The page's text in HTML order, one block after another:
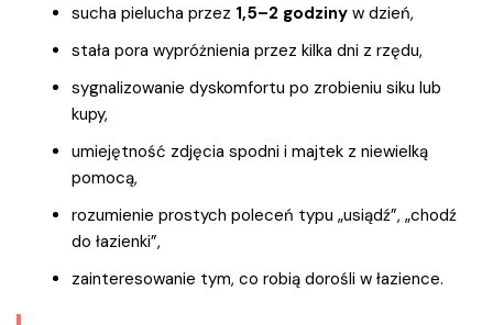
sucha pielucha przez 1,5–2 godziny w dzień,
stała pora wypróżnienia przez kilka dni z rzędu,
sygnalizowanie dyskomfortu po zrobieniu siku lub
kupy,
umiejętność zdjęcia spodni i majtek z niewielką
pomocą,
rozumienie prostych poleceń typu „usiądź”, „chodź
do łazienki”,
zainteresowanie tym, co robią dorośli w łazience.